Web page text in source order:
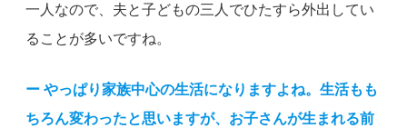
一人なので、夫と子どもの三人でひたすら外出してい
ることが多いですね。
ー やっぱり家族中心の生活になりますよね。生活もも
ちろん変わったと思いますが、お子さんが生まれる前